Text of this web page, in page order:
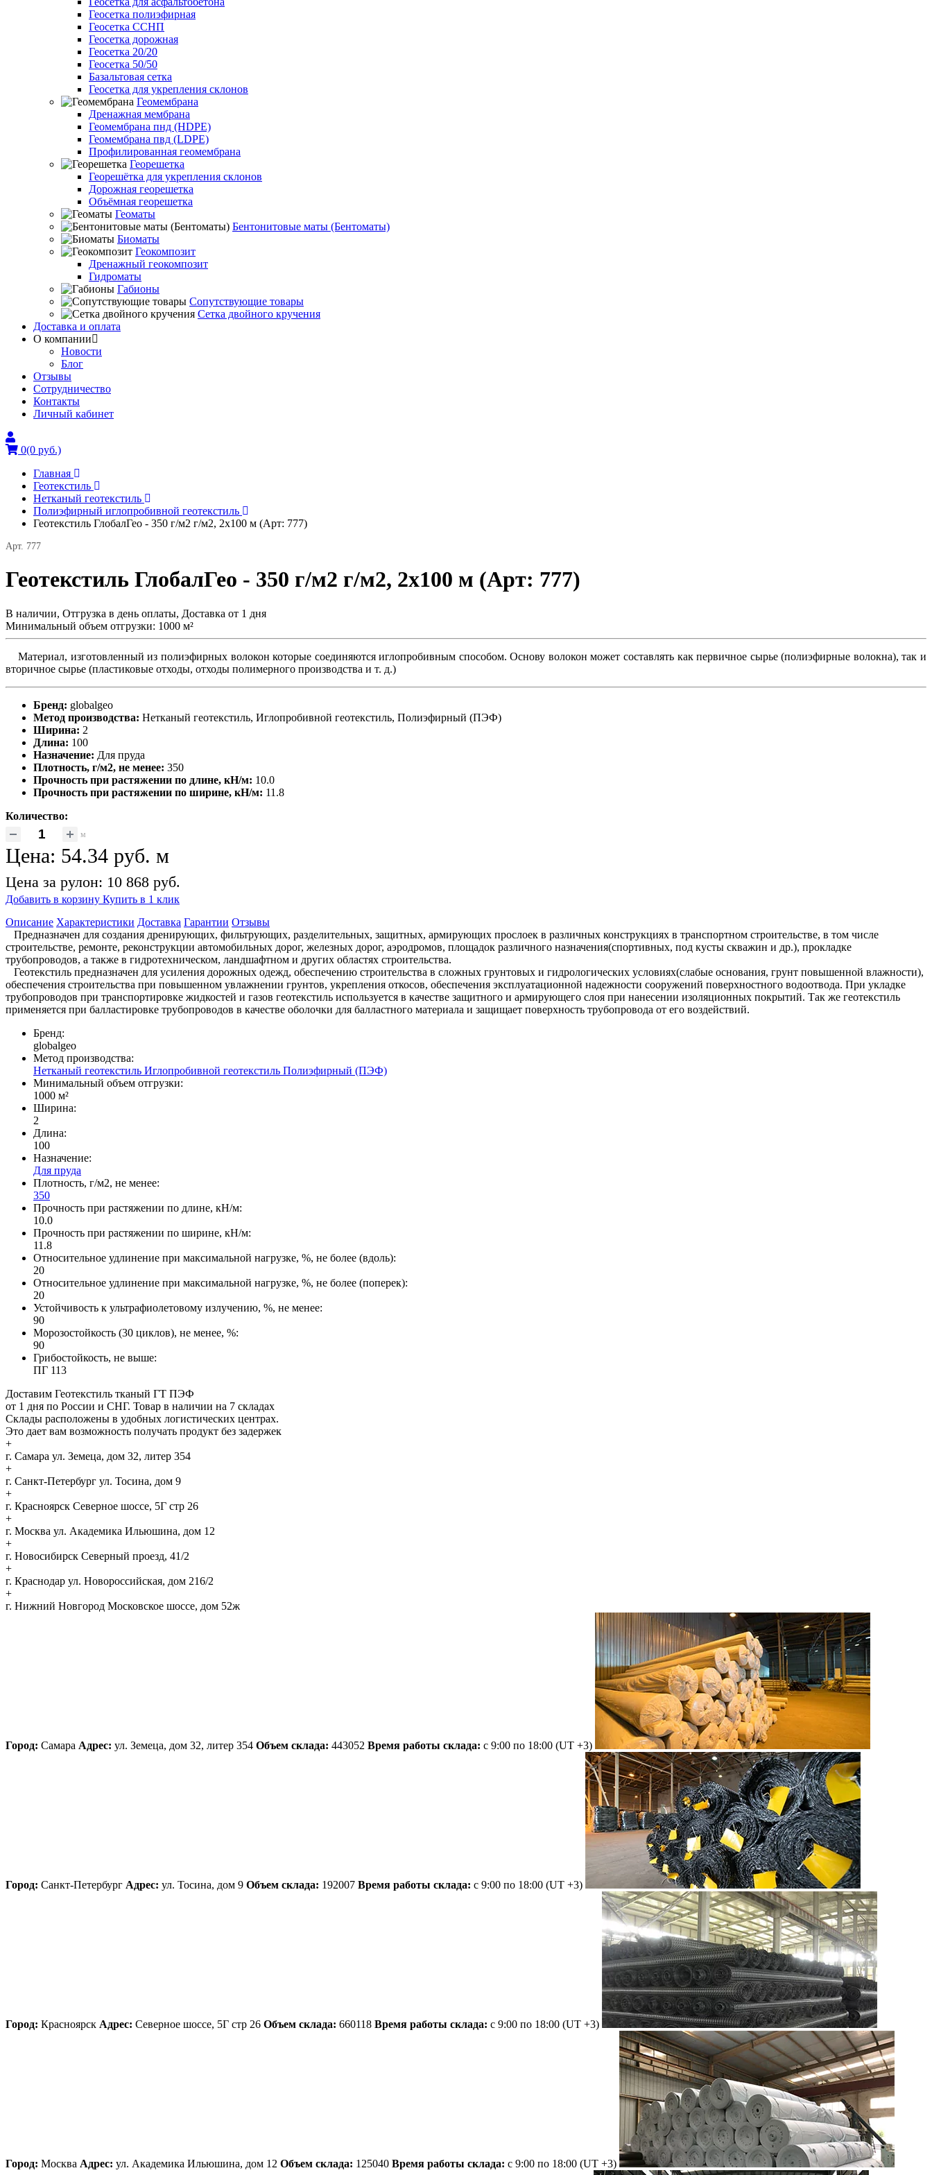
Геосетка полиэфирная
Геосетка ССНП
Геосетка дорожная
Геосетка 20/20
Геосетка 50/50
Базальтовая сетка
Геосетка для укрепления склонов
Геомембрана
Дренажная мембрана
Геомембрана пнд (HDPE)
Геомембрана пвд (LDPE)
Профилированная геомембрана
Георешетка
Георешётка для укрепления склонов
Дорожная георешетка
Объёмная георешетка
Геоматы
Бентонитовые маты (Бентоматы)
Биоматы
Геокомпозит
Дренажный геокомпозит
Гидроматы
Габионы
Сопутствующие товары
Сетка двойного кручения
Доставка и оплата
О компании
Новости
Блог
Отзывы
Сотрудничество
Контакты
Личный кабинет
0(0 руб.)
Главная
Геотекстиль
Нетканый геотекстиль
Полиэфирный иглопробивной геотекстиль
Геотекстиль ГлобалГео - 350 г/м2 г/м2, 2x100 м (Арт: 777)
Арт. 777
Геотекстиль ГлобалГео - 350 г/м2 г/м2, 2x100 м (Арт: 777)
В наличии, Отгрузка в день оплаты, Доставка от 1 дня
Минимальный объем отгрузки: 1000 м²
Материал, изготовленный из полиэфирных волокон которые соединяются иглопробивным способом. Основу волокон может составлять как первичное сырье (полиэфирные волокна), так и
вторичное сырье (пластиковые отходы, отходы полимерного производства и т. д.)
Бренд: globalgeo
Метод производства: Нетканый геотекстиль, Иглопробивной геотекстиль, Полиэфирный (ПЭФ)
Ширина: 2
Длина: 100
Назначение: Для пруда
Плотность, г/м2, не менее: 350
Прочность при растяжении по длине, кН/м: 10.0
Прочность при растяжении по ширине, кН/м: 11.8
Количество:
м
Цена: 54.34 руб. м
Цена за рулон: 10 868 руб.
Добавить в корзину Купить в 1 клик
Описание Характеристики Доставка Гарантии Отзывы
Предназначен для создания дренирующих, фильтрующих, разделительных, защитных, армирующих прослоек в различных конструкциях в транспортном строительстве, в том числе
строительстве, ремонте, реконструкции автомобильных дорог, железных дорог, аэродромов, площадок различного назначения(спортивных, под кусты скважин и др.), прокладке
трубопроводов, а также в гидротехническом, ландшафтном и других областях строительства.
Геотекстиль предназначен для усиления дорожных одежд, обеспечению строительства в сложных грунтовых и гидрологических условиях(слабые основания, грунт повышенной влажности),
обеспечения строительства при повышенном увлажнении грунтов, укрепления откосов, обеспечения эксплуатационной надежности сооружений поверхностного водоотвода. При укладке
трубопроводов при транспортировке жидкостей и газов геотекстиль используется в качестве защитного и армирующего слоя при нанесении изоляционных покрытий. Так же геотекстиль
применяется при балластировке трубопроводов в качестве оболочки для балластного материала и защищает поверхность трубопровода от его воздействий.
Бренд:
globalgeo
Метод производства:
Нетканый геотекстиль Иглопробивной геотекстиль Полиэфирный (ПЭФ)
Минимальный объем отгрузки:
1000 м²
Ширина:
2
Длина:
100
Назначение:
Для пруда
Плотность, г/м2, не менее:
350
Прочность при растяжении по длине, кН/м:
10.0
Прочность при растяжении по ширине, кН/м:
11.8
Относительное удлинение при максимальной нагрузке, %, не более (вдоль):
20
Относительное удлинение при максимальной нагрузке, %, не более (поперек):
20
Устойчивость к ультрафиолетовому излучению, %, не менее:
90
Морозостойкость (30 циклов), не менее, %:
90
Грибостойкость, не выше:
ПГ 113
Доставим Геотекстиль тканый ГТ ПЭФ
от 1 дня по России и СНГ. Товар в наличии на 7 складах
Склады расположены в удобных логистических центрах.
Это дает вам возможность получать продукт без задержек
+
г. Самара ул. Земеца, дом 32, литер 354
+
г. Санкт-Петербург ул. Тосина, дом 9
+
г. Красноярск Северное шоссе, 5Г стр 26
+
г. Москва ул. Академика Ильюшина, дом 12
+
г. Новосибирск Северный проезд, 41/2
+
г. Краснодар ул. Новороссийская, дом 216/2
+
г. Нижний Новгород Московское шоссе, дом 52ж
Город: Самара Адрес: ул. Земеца, дом 32, литер 354 Объем склада: 443052 Время работы склада: с 9:00 по 18:00 (UT +3)
Город: Санкт-Петербург Адрес: ул. Тосина, дом 9 Объем склада: 192007 Время работы склада: с 9:00 по 18:00 (UT +3)
Город: Красноярск Адрес: Северное шоссе, 5Г стр 26 Объем склада: 660118 Время работы склада: с 9:00 по 18:00 (UT +3)
Город: Москва Адрес: ул. Академика Ильюшина, дом 12 Объем склада: 125040 Время работы склада: с 9:00 по 18:00 (UT +3)